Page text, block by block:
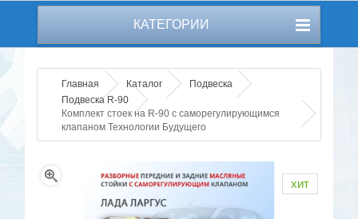
КАТЕГОРИИ
Главная Каталог
Подвеска
Подвеска R-90
Комплект стоек на R-90 с саморегулирующимся
клапаном Технологии Будущего
хит